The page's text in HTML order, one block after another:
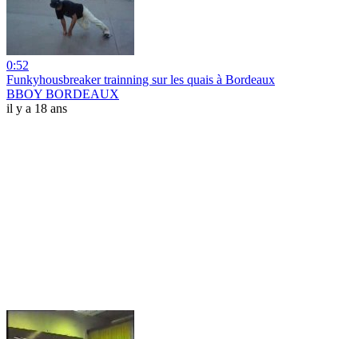
0:52
Funkyhousbreaker trainning sur les quais à Bordeaux
BBOY BORDEAUX
il y a 18 ans